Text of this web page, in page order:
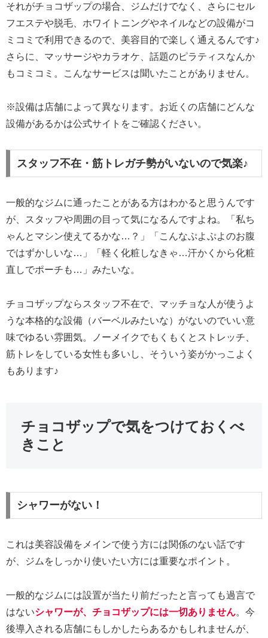
それがチョコザップの場合、ジムだけでなく、さらにセル
フエステや脱毛、ホワイトニングやネイルなどの設備がコ
ミコミで利用できるので、美容目的で楽しく通えるんです♪
さらに、マッサージやカラオケ、話題のピラティスなんか
もコミコミ。こんなサービスは聞いたことがありません。
※設備は店舗によって異なります。お近くの店舗にどんな
設備があるかは公式サイトをご確認ください。
スタッフ不在・筋トレガチ勢がいないので気楽♪
一般的なジムに通ったことがある方はわかると思うんです
が、スタッフや周囲の目って気になるんですよね。「私ち
ゃんとマシン使えてるかな…？」「こんなぷよぷよのお腹
ではずかしいな…」「軽く化粧しなきゃ…汗かくから化粧
直しでポーチも…」みたいな。
チョコザップならスタッフ不在で、マッチョな人が使うよ
うな本格的な設備（バーベルみたいな）がないのでいい意
味でゆるい雰囲気。ノーメイクでもくもくとストレッチ、
筋トレをしている女性も多いし、そういう姿がかっこよく
もあります♪
チョコザップで気をつけておくべ
きこと
シャワーがない！
これは美容設備をメインで使う方には関係のない話です
が、ジムをしっかり使いたい方には重要なポイント。
一般的なジムには設置が当たり前だったと言っても過言で
はないシャワーが、チョコザップには一切ありません。今
後導入される店舗にもしかしたらあるかもしれませんが、